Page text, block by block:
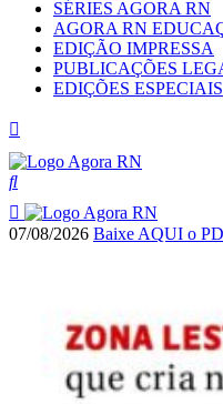
SÉRIES AGORA RN
AGORA RN
EDIÇÃO IMPRESSA
PUBLICAÇÕES
EDIÇÕES ESPECIAIS
07/08/2026 Baixe AQUI o